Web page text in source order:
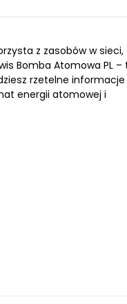
z zasobów w sieci,
Bomba Atomowa PL –
rzetelne informacje
energii atomowej i